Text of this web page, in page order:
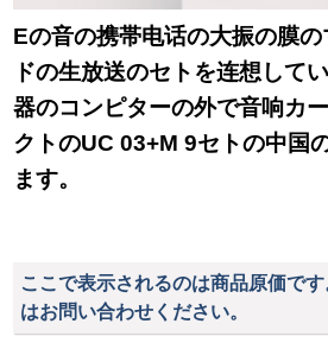
Eの音の携帯电话の大振の膜
ドの生放送のセトを连想して
器のコンピターの外で音响カ
クトのUC 03+M 9セトの中国
ます。
ここで表示されるのは商品原価で
はお問い合わせください。